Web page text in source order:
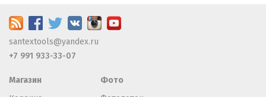
santextools@yandex.ru
+7 991 933-33-07
Магазин
Фото